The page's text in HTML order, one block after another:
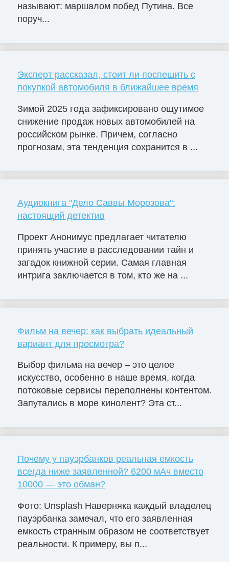
называют: маршалом побед Путина. Все
поруч...
Эксперт рассказал, стоит ли поспешить с
покупкой автомобиля в ближайшее время
Зимой 2025 года зафиксировано ощутимое
снижение продаж новых автомобилей на
российском рынке. Причем, согласно
прогнозам, эта тенденция сохранится в ...
Аудиокнига "Дело Саввы Морозова":
настоящий детектив
Проект Анонимус предлагает читателю
принять участие в расследовании тайн и
загадок книжной серии. Самая главная
интрига заключается в том, кто же на ...
Фильм на вечер: как выбрать идеальный
вариант для просмотра?
Выбор фильма на вечер – это целое
искусство, особенно в наше время, когда
потоковые сервисы переполнены контентом.
Запутались в море кинолент? Эта ст...
Почему у пауэрбанков реальная емкость
всегда ниже заявленной? 6200 мАч вместо
10000 — это обман?
Фото: Unsplash Наверняка каждый владелец
пауэрбанка замечал, что его заявленная
емкость странным образом не соответствует
реальности. К примеру, вы п...